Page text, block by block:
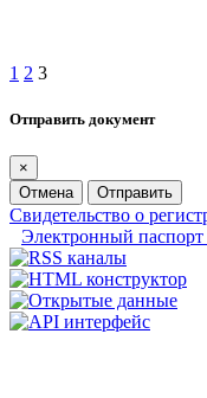
1 2 3
Отправить документ
×
Отмена
Отправить
Свидетельство о
Электронный